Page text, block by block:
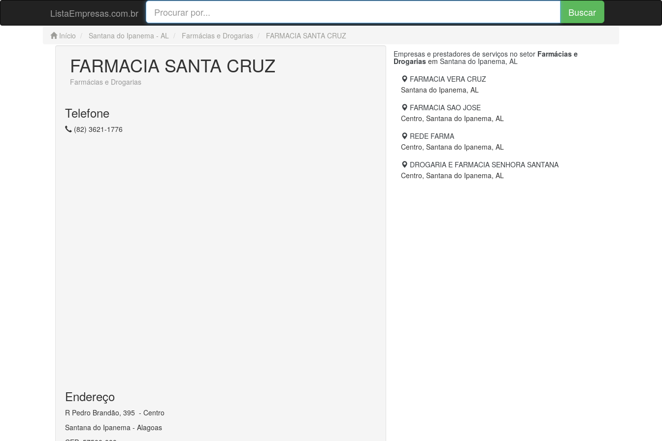
ListaEmpresas.com.br Buscar
Início Santana do Ipanema - AL Farmácias e Drogarias FARMACIA SANTA CRUZ
FARMACIA SANTA CRUZ
Farmácias e Drogarias
Telefone
(82) 3621-1776
Endereço
R Pedro Brandão, 395 - Centro
Santana do Ipanema - Alagoas
Empresas e prestadores de serviços no setor Farmácias e
Drogarias em Santana do Ipanema, AL
FARMACIA VERA CRUZ
Santana do Ipanema, AL
FARMACIA SAO JOSE
Centro, Santana do Ipanema, AL
REDE FARMA
Centro, Santana do Ipanema, AL
DROGARIA E FARMACIA SENHORA SANTANA
Centro, Santana do Ipanema, AL